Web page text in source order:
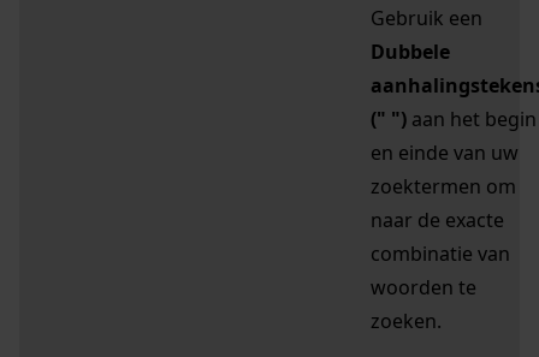
Gebruik een
Dubbele
(" ") aan het begin
en einde van uw
zoektermen om
naar de exacte
combinatie van
woorden te
zoeken.